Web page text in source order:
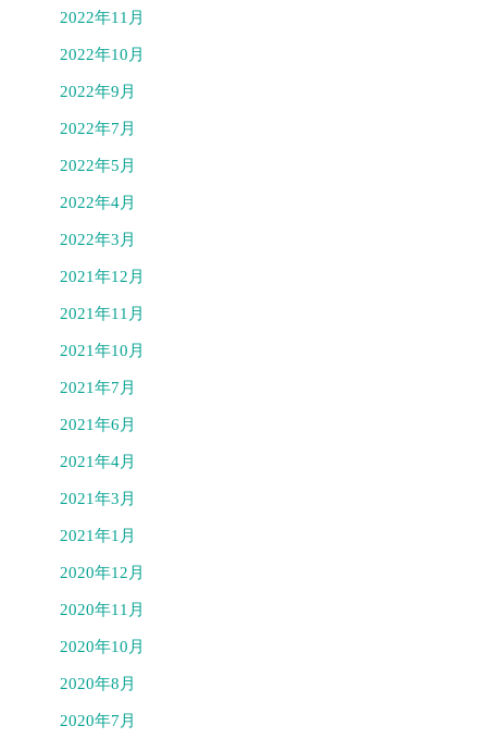
2022年11月
2022年10月
2022年9月
2022年7月
2022年5月
2022年4月
2022年3月
2021年12月
2021年11月
2021年10月
2021年7月
2021年6月
2021年4月
2021年3月
2021年1月
2020年12月
2020年11月
2020年10月
2020年8月
2020年7月